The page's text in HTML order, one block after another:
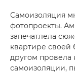
Самоизоляция
фотопроекты.
запечатлела
квартире своей
другом провела
самоизоляции,